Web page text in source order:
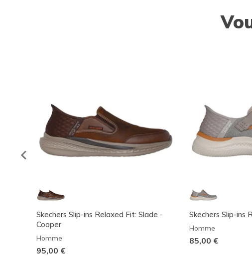
Skechers Slip-ins Relaxed Fit: Slade -
Cooper
Homme
95,00 €
Skechers Slip-ins
Homme
85,00 €